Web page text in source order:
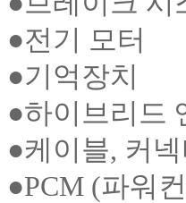
●전기 모터
●기억장치
●하이브리드
●케이블, 커
●PCM (파워